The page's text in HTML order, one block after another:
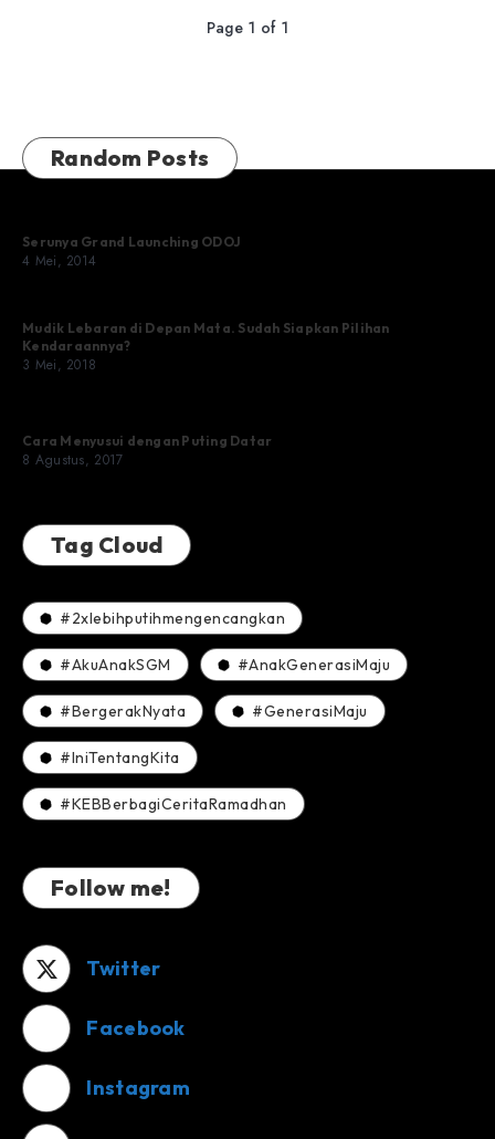
Page 1 of 1
Random Posts
Serunya Grand Launching ODOJ
4 Mei, 2014
Mudik Lebaran di Depan Mata. Sudah Siapkan Pilihan
Kendaraannya?
3 Mei, 2018
Cara Menyusui dengan Puting Datar
8 Agustus, 2017
Tag Cloud
#2xlebihputihmengencangkan
#AkuAnakSGM #AnakGenerasiMaju
#BergerakNyata #GenerasiMaju
#IniTentangKita
#KEBBerbagiCeritaRamadhan
Follow me!
Twitter
Facebook
Instagram